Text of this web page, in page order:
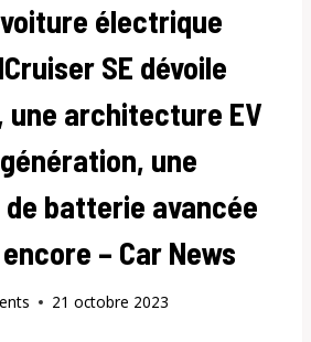
électrique
SE dévoile
une architecture EV
une
batterie avancée
– Car News
21 octobre 2023